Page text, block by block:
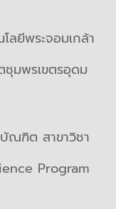
ลยีพระจอมเกล้า
ชุมพรเขตรอุดม
ณฑิต สาขาวิชา
Program